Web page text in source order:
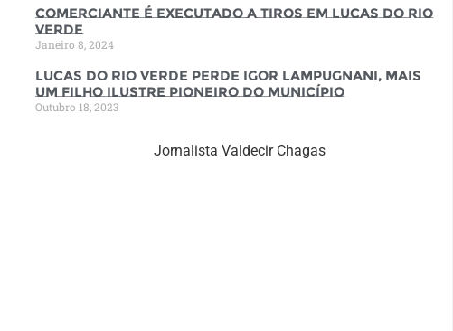
Comerciante é executado a tiros em Lucas do Rio
Verde
Janeiro 8, 2024
Lucas do Rio Verde perde Igor Lampugnani, mais
um filho ilustre pioneiro do município
Outubro 18, 2023
Jornalista Valdecir Chagas